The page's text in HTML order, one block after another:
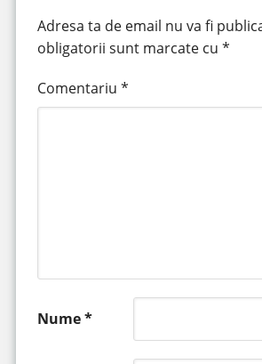
Adresa ta de email nu va fi
obligatorii sunt marcate cu *
Comentariu *
Nume*